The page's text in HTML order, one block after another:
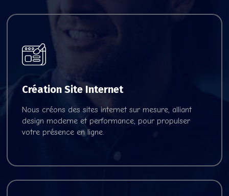
Création Site Internet
Nous créons des sites internet sur mesure, alliant
design moderne et performance, pour propulser
votre présence en ligne.
Voir nos offres